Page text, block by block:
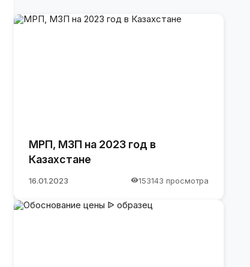
МРП, МЗП на 2023 год в
Казахстане
16.01.2023 153143 просмотра